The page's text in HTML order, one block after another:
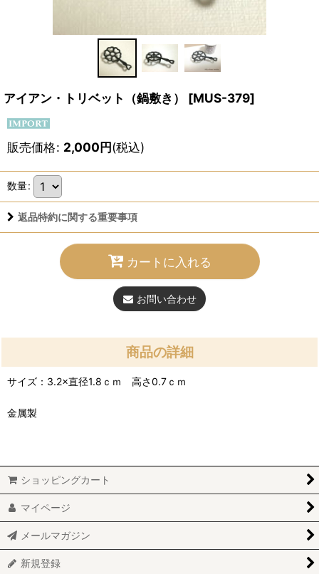
アイアン・トリベット（鍋敷き） [MUS-379]
販売価格: 2,000円(税込)
数量:
返品特約に関する重要事項
カートに入れる
お問い合わせ
商品の詳細
サイズ：3.2×直径1.8ｃｍ 高さ0.7ｃｍ
金属製
ショッピングカート
マイページ
メールマガジン
新規登録